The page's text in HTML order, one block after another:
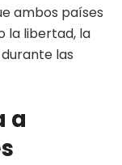
ambos países
la libertad, la
las
a